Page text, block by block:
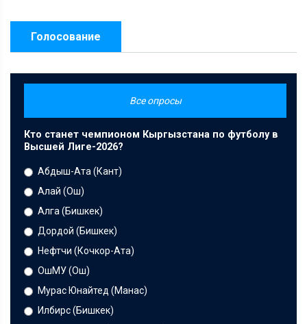
Голосование
Все опросы
Кто станет чемпионом Кыргызстана по футболу в
Высшей Лиге-2026?
Абдыш-Ата (Кант)
Алай (Ош)
Алга (Бишкек)
Дордой (Бишкек)
Нефтчи (Кочкор-Ата)
ОшМУ (Ош)
Мурас Юнайтед (Манас)
Илбирс (Бишкек)